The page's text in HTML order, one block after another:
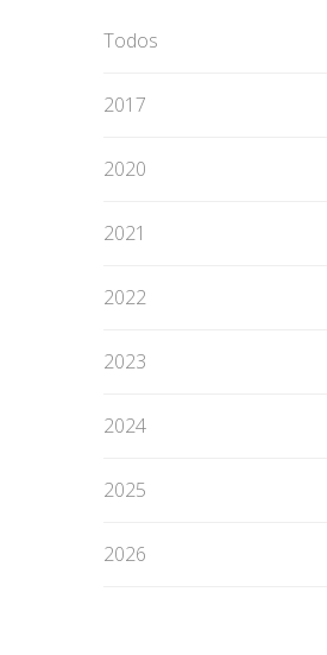
Todos
2017
2020
2021
2022
2023
2024
2025
2026